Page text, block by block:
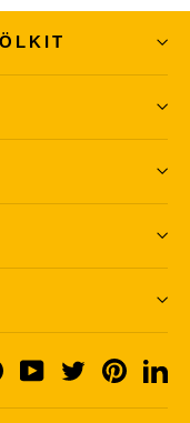
Facebook
YouTube
Twitter